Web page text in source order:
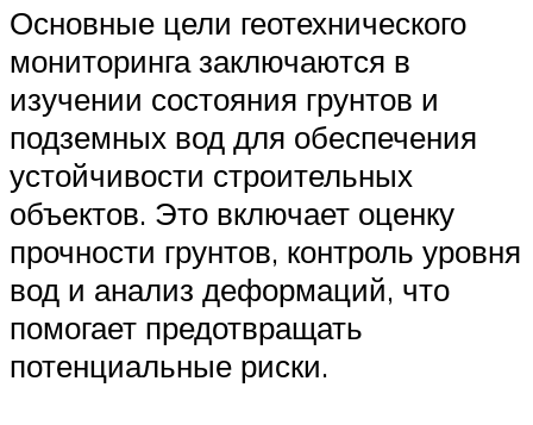
Основные цели геотехнического
мониторинга заключаются в
изучении состояния грунтов и
подземных вод для обеспечения
устойчивости строительных
объектов. Это включает оценку
прочности грунтов, контроль уровня
вод и анализ деформаций, что
помогает предотвращать
потенциальные риски.